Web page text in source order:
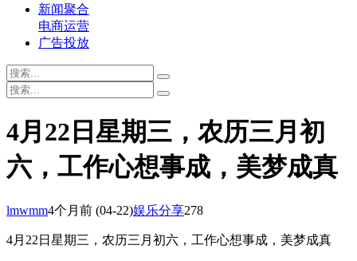
新闻聚合
电商运营
广告投放
4月22日星期三，农历三月初
六，工作心想事成，美梦成真
lmwmm4个月前 (04-22)娱乐分享278
4月22日星期三，农历三月初六，工作心想事成，美梦成真